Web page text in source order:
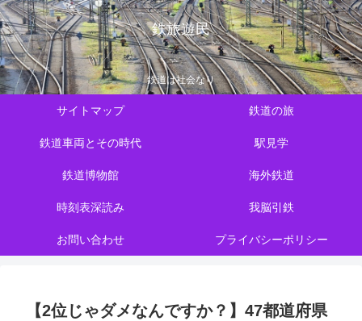
鉄旅遊民
鉄道は社会なり
サイトマップ 鉄道の旅
鉄道車両とその時代 駅見学
鉄道博物館 海外鉄道
時刻表深読み 我脳引鉄
お問い合わせ プライバシーポリシー
【2位じゃダメなんですか？】47都道府県